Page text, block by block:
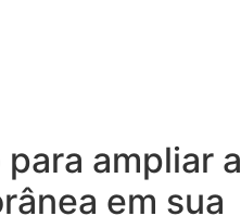
ampliar a
em sua